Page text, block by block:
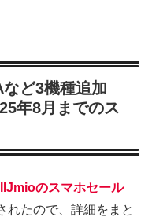
ど3機種追加
年8月までのス
のスマホセール
れたので、詳細をまと